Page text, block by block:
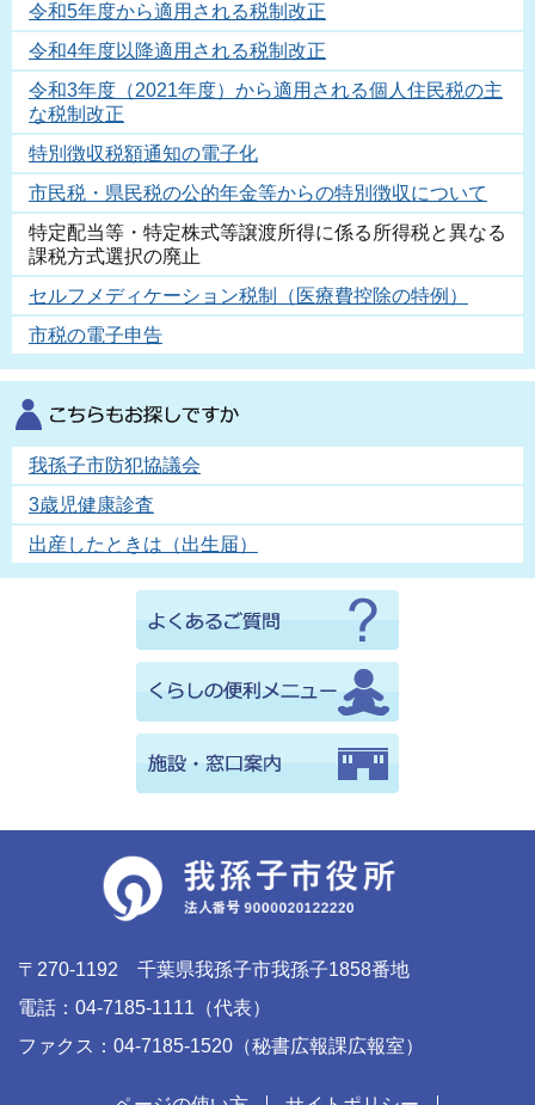
令和5年度から適用される税制改正
令和4年度以降適用される税制改正
令和3年度（2021年度）から適用される個人住民税の主
な税制改正
特別徴収税額通知の電子化
市民税・県民税の公的年金等からの特別徴収について
特定配当等・特定株式等譲渡所得に係る所得税と異なる
課税方式選択の廃止
セルフメディケーション税制（医療費控除の特例）
市税の電子申告
我孫子市防犯協議会
3歳児健康診査
出産したときは（出生届）
〒270-1192 千葉県我孫子市我孫子1858番地
電話：04-7185-1111（代表）
ファクス：04-7185-1520（秘書広報課広報室）